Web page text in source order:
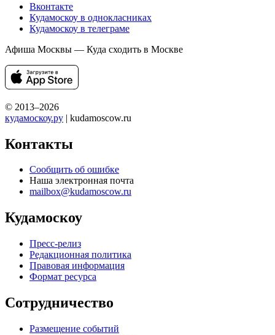
Вконтакте
Кудамоскоу в однокласниках
Кудамоскоу в телеграме
Афиша Москвы — Куда сходить в Москве
© 2013–2026
кудамоскоу.ру | kudamoscow.ru
Контакты
Сообщить об ошибке
Наша электронная почта
mailbox@kudamoscow.ru
Кудамоскоу
Пресс-релиз
Редакционная политика
Правовая информация
Формат ресурса
Сотрудничество
Размещение событий